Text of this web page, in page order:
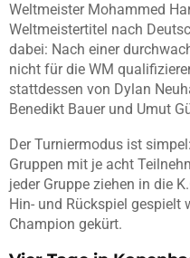
Weltmeister Mohammed
Weltmeistertitel nach
dabei: Nach einer
nicht für die WM
stattdessen von Dylan
Benedikt Bauer und Umut
Der Turniermodus ist
Gruppen mit je acht
jeder Gruppe ziehen in die
Hin- und Rückspiel gespielt
Champion gekürt.